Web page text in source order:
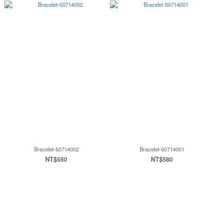
Bracelet-50714002
NT$550
Bracelet-50714001
NT$580